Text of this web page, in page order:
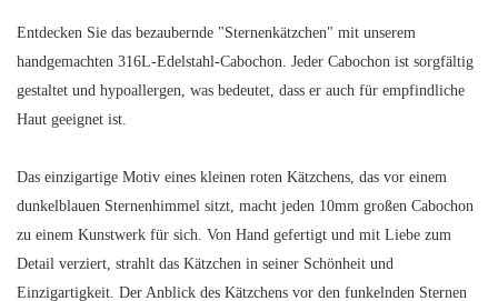
Entdecken Sie das bezaubernde "Sternenkätzchen" mit unserem
handgemachten 316L-Edelstahl-Cabochon. Jeder Cabochon ist sorgfältig
gestaltet und hypoallergen, was bedeutet, dass er auch für empfindliche
Haut geeignet ist.
Das einzigartige Motiv eines kleinen roten Kätzchens, das vor einem
dunkelblauen Sternenhimmel sitzt, macht jeden 10mm großen Cabochon
zu einem Kunstwerk für sich. Von Hand gefertigt und mit Liebe zum
Detail verziert, strahlt das Kätzchen in seiner Schönheit und
Einzigartigkeit. Der Anblick des Kätzchens vor den funkelnden Sternen